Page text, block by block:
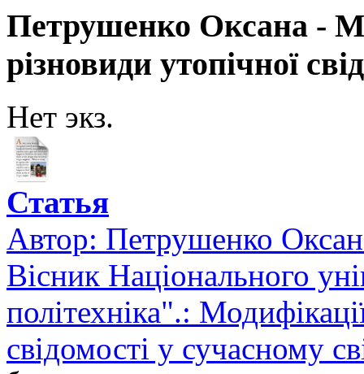
Петрушенко Оксана -
різновиди утопічної
Нет экз.
Статья
Автор: Петрушенко
Вісник Національного
політехніка".:
свідомості у сучасному